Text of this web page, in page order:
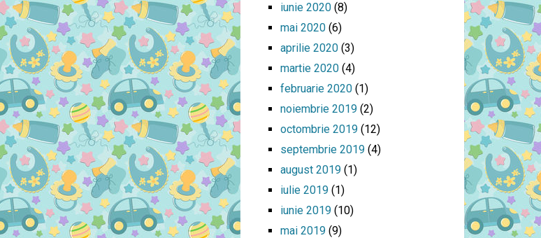
iunie 2020 (8)
mai 2020 (6)
aprilie 2020 (3)
martie 2020 (4)
februarie 2020 (1)
noiembrie 2019 (2)
octombrie 2019 (12)
septembrie 2019 (4)
august 2019 (1)
iulie 2019 (1)
iunie 2019 (10)
mai 2019 (9)